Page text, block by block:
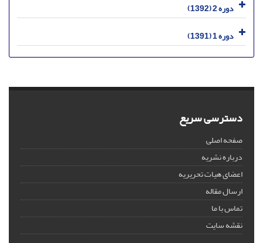
دوره 2 (1392)
دوره 1 (1391)
دسترسی سریع
صفحه اصلی
درباره نشریه
اعضای هیات تحریریه
ارسال مقاله
تماس با ما
نقشه سایت